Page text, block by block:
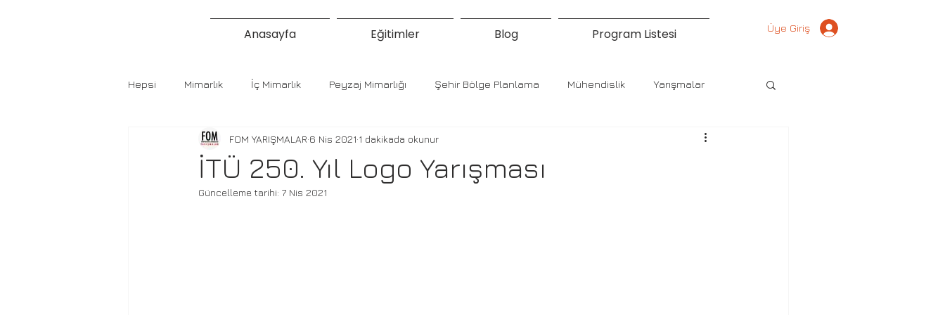
Anasayfa Eğitimler Blog Program Listesi Üye Giriş
Hepsi Mimarlık İç Mimarlık Peyzaj Mimarlığı Şehir Bölge Planlama Mühendislik Yarışmalar
İTÜ 250. Yıl Logo Yarışması
FOM YARIŞMALAR 6 Nis 2021 1 dakikada okunur
Güncelleme tarihi: 7 Nis 2021